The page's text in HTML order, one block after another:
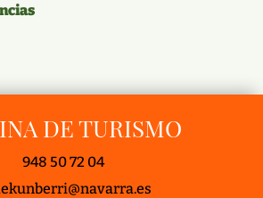
DE TURISMO
948 50 72 04